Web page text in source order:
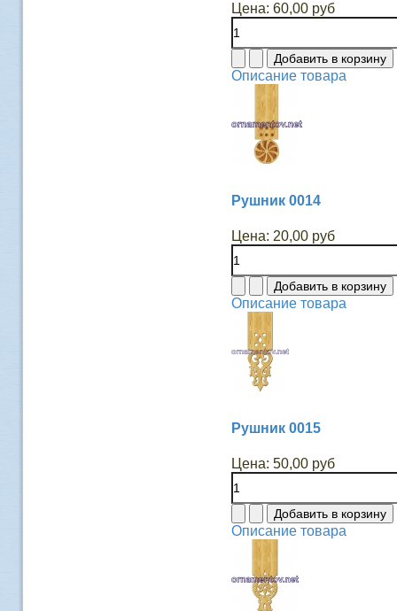
Цена: 60,00 руб
Описание товара
Рушник 0014
Цена: 20,00 руб
Описание товара
Рушник 0015
Цена: 50,00 руб
Описание товара